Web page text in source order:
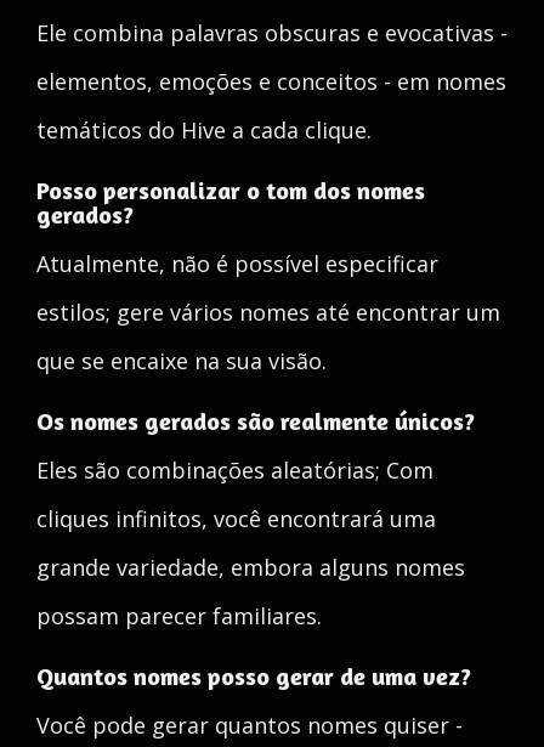
Ele combina palavras obscuras e evocativas -
elementos, emoções e conceitos - em nomes
temáticos do Hive a cada clique.
Posso personalizar o tom dos nomes
gerados?
Atualmente, não é possível especificar
estilos; gere vários nomes até encontrar um
que se encaixe na sua visão.
Os nomes gerados são realmente únicos?
Eles são combinações aleatórias; Com
cliques infinitos, você encontrará uma
grande variedade, embora alguns nomes
possam parecer familiares.
Quantos nomes posso gerar de uma vez?
Você pode gerar quantos nomes quiser -